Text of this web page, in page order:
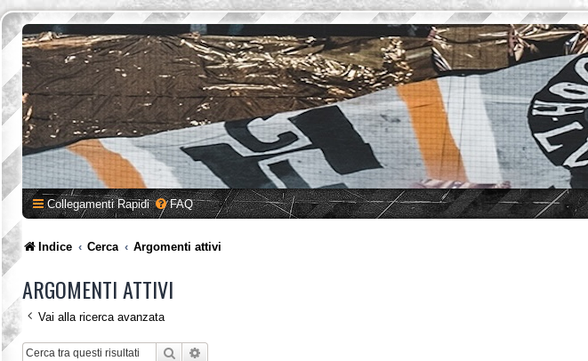
Collegamenti Rapidi FAQ
Indice Cerca Argomenti attivi
ARGOMENTI ATTIVI
Vai alla ricerca avanzata
Cerca